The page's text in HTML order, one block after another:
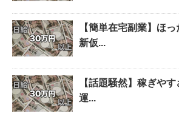
【簡単在宅副業】ほ
新仮...
【話題騒然】稼ぎや
運...